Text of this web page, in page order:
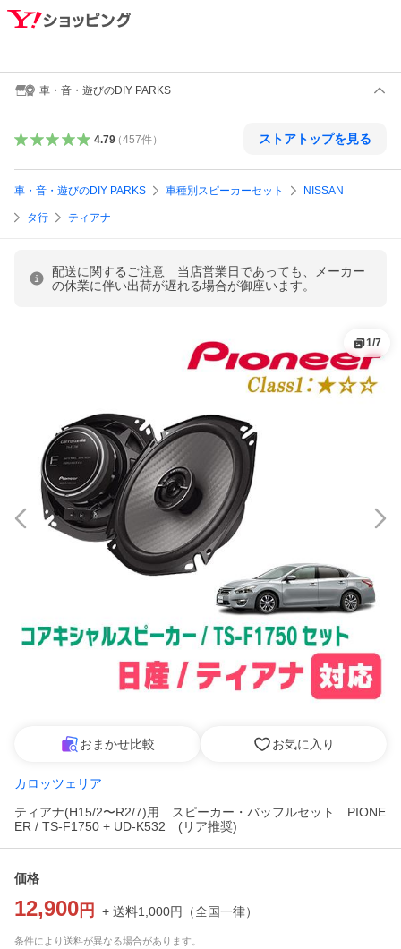
車・音・遊びのDIY PARKS
4.79（457件） ストアトップを見る
車・音・遊びのDIY PARKS 車種別スピーカーセット NISSAN
タ行 ティアナ
配送に関するご注意 当店営業日であっても、メーカー
の休業に伴い出荷が遅れる場合が御座います。
1/7
おまかせ比較 お気に入り
カロッツェリア
ティアナ(H15/2〜R2/7)用 スピーカー・バッフルセット PIONE
ER / TS-F1750 + UD-K532 (リア推奨)
価格
12,900 円 + 送料1,000円 （全国一律）
条件により送料が異なる場合があります。